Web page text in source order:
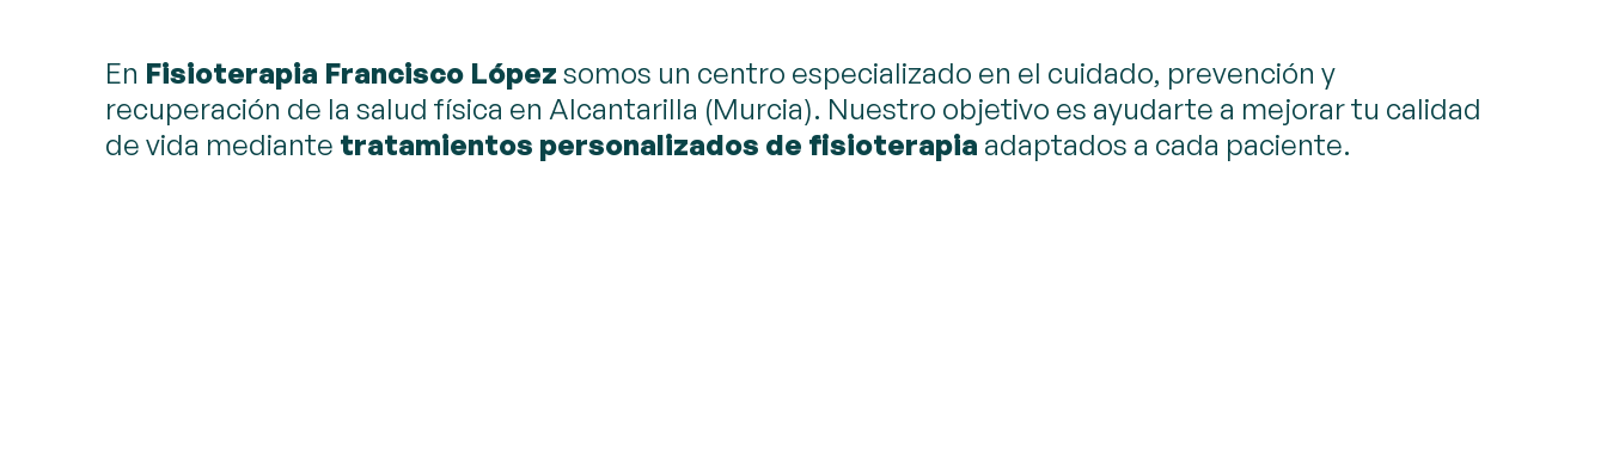
En Fisioterapia Francisco López somos un centro especializado en el cuidado, prevención y
recuperación de la salud física en Alcantarilla (Murcia). Nuestro objetivo es ayudarte a mejorar tu calidad
de vida mediante tratamientos personalizados de fisioterapia adaptados a cada paciente.